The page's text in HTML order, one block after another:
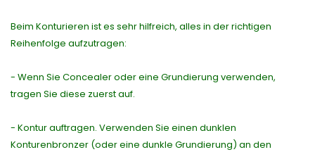
Beim Konturieren ist es sehr hilfreich, alles in der richtigen
Reihenfolge aufzutragen:
- Wenn Sie Concealer oder eine Grundierung verwenden,
tragen Sie diese zuerst auf.
- Kontur auftragen. Verwenden Sie einen dunklen
Konturenbronzer (oder eine dunkle Grundierung) an den